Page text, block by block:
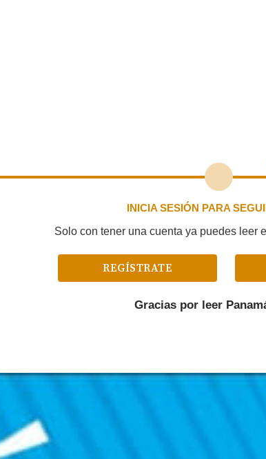
INICIA SESIÓN PARA
Solo con tener una cuenta ya puedes leer
REGÍSTRATE
Gracias por leer